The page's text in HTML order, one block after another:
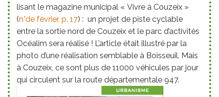
lisant le magazine municipal « Vivre à Couzeix »
(n°de février, p. 17) : un projet de piste cyclable
entre la sortie nord de Couzeix et le parc d’activités
Océalim sera réalisé ! L’article était illustré par la
photo d’une réalisation semblable à Boisseuil. Mais
à Couzeix, ce sont plus de 11000 véhicules par jour
qui circulent sur la route départementale 947.